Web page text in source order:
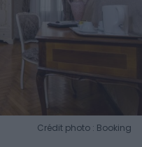
Crédit photo : Booking